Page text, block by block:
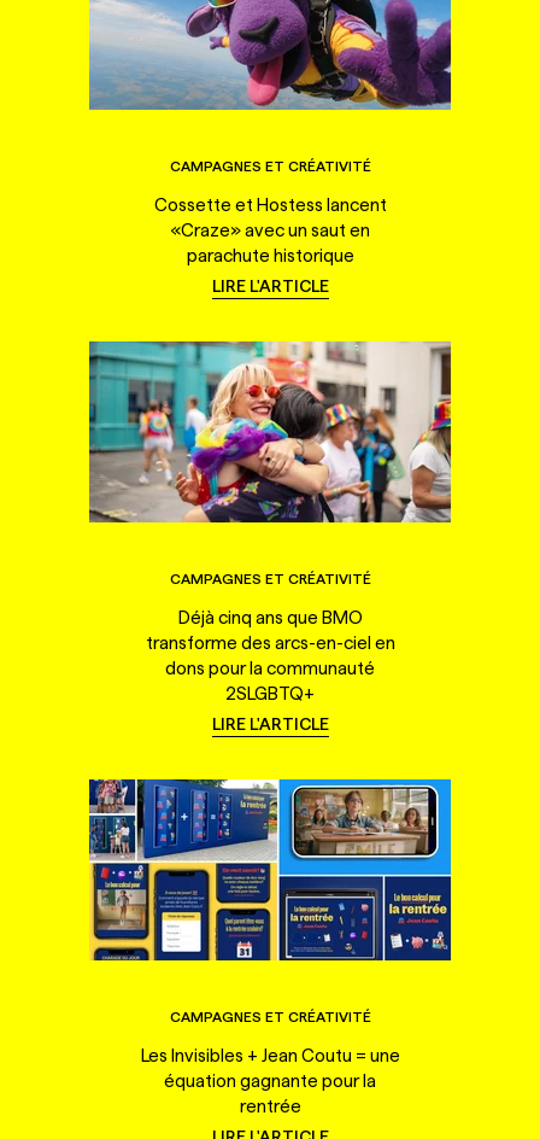
CAMPAGNES ET CRÉATIVITÉ
Cossette et Hostess lancent
«Craze» avec un saut en
parachute historique
LIRE L'ARTICLE
CAMPAGNES ET CRÉATIVITÉ
Déjà cinq ans que BMO
transforme des arcs-en-ciel en
dons pour la communauté
2SLGBTQ+
LIRE L'ARTICLE
CAMPAGNES ET CRÉATIVITÉ
Les Invisibles + Jean Coutu = une
équation gagnante pour la
rentrée